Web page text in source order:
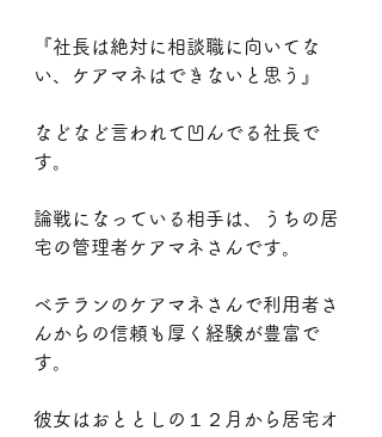
『社長は絶対に相談職に向いてな
い、ケアマネはできないと思う』
などなど言われて凹んでる社長で
す。
論戦になっている相手は、うちの居
宅の管理者ケアマネさんです。
ベテランのケアマネさんで利用者さ
んからの信頼も厚く経験が豊富で
す。
彼女はおととしの１２月から居宅オ